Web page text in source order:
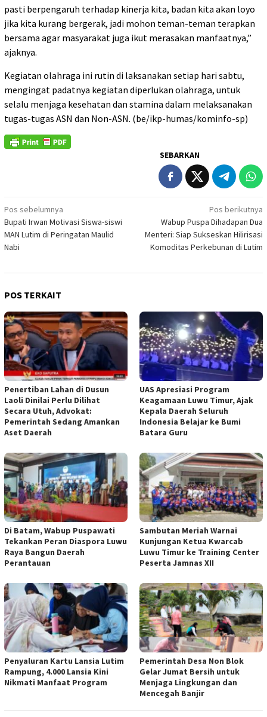
pasti berpengaruh terhadap kinerja kita, badan kita akan loyo
jika kita kurang bergerak, jadi mohon teman-teman terapkan
bersama agar masyarakat juga ikut merasakan manfaatnya,”
ajaknya.
Kegiatan olahraga ini rutin di laksanakan setiap hari sabtu,
mengingat padatnya kegiatan diperlukan olahraga, untuk
selalu menjaga kesehatan dan stamina dalam melaksanakan
tugas-tugas ASN dan Non-ASN. (be/ikp-humas/kominfo-sp)
SEBARKAN
Navigasi
pos
Pos sebelumnya
Bupati Irwan Motivasi Siswa-siswi
MAN Lutim di Peringatan Maulid
Nabi
Pos berikutnya
Wabup Puspa Dihadapan Dua
Menteri: Siap Sukseskan Hilirisasi
Komoditas Perkebunan di Lutim
POS TERKAIT
Penertiban Lahan di Dusun
Laoli Dinilai Perlu Dilihat
Secara Utuh, Advokat:
Pemerintah Sedang Amankan
Aset Daerah
UAS Apresiasi Program
Keagamaan Luwu Timur, Ajak
Kepala Daerah Seluruh
Indonesia Belajar ke Bumi
Batara Guru
Di Batam, Wabup Puspawati
Tekankan Peran Diaspora Luwu
Raya Bangun Daerah
Perantauan
Sambutan Meriah Warnai
Kunjungan Ketua Kwarcab
Luwu Timur ke Training Center
Peserta Jamnas XII
Penyaluran Kartu Lansia Lutim
Rampung, 4.000 Lansia Kini
Nikmati Manfaat Program
Pemerintah Desa Non Blok
Gelar Jumat Bersih untuk
Menjaga Lingkungan dan
Mencegah Banjir